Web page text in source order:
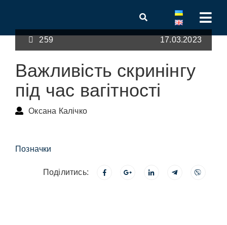
259 17.03.2023
Важливість скринінгу
під час вагітності
Оксана Калічко
Позначки
Поділитись: